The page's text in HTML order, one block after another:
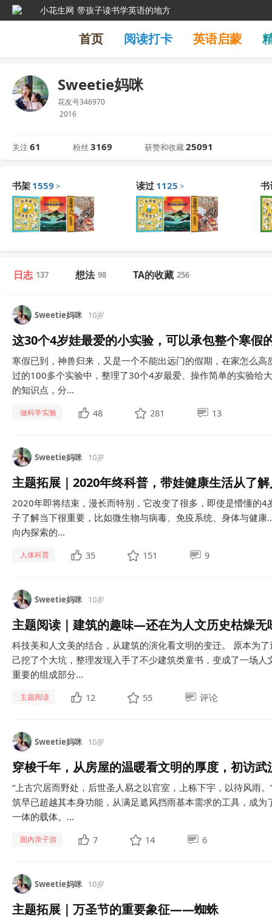
小花生网 带孩子读书学英语的地方
首页 阅读打卡 英语启蒙
Sweetie妈咪
花友号346970
2016
关注 61 粉丝 3169 获赞和收藏25091
书架 1559 > 读过 1125 > 书
日志 137 想法 98 TA的收藏 256
Sweetie妈咪 10岁
这30个4岁娃最爱的小实验，可以承包整个寒假
寒假已到，神兽归来，又是一个不能出远门的假期，在家怎么
过的100多个实验中，整理了30个4岁最爱、操作简单的实验给
的知识点，分...
做科学实验 48 281 13
Sweetie妈咪 10岁
主题拓展｜2020年终科普，带娃健康生活从了
2020年即将结束，漫长而特别，它改变了很多，即使是懵懂的
子了解当下很重要，比如微生物与病毒、免疫系统、身体与健
向内探索的...
人体科普 35 151 9
Sweetie妈咪 10岁
主题阅读｜建筑的趣味—还在为人文历史枯燥无
科技美和人文美的结合，从建筑的演化看文明的变迁。 原本为
己挖了个大坑，整理发现入手了不少建筑类童书，变成了一场人
重要的组成部分...
主题阅读 12 55 评论
Sweetie妈咪 10岁
穿梭千年，从房屋的温暖看文明的厚度，初访
“上古穴居而野处，后世圣人易之以官室，上栋下宇，以待风雨
筑早已超越其本身功能，从满足遮风挡雨基本需求的工具，成
一体的载体。...
国内亲子游 7 14 6
Sweetie妈咪 10岁
主题拓展｜万圣节的重要象征——蜘蛛